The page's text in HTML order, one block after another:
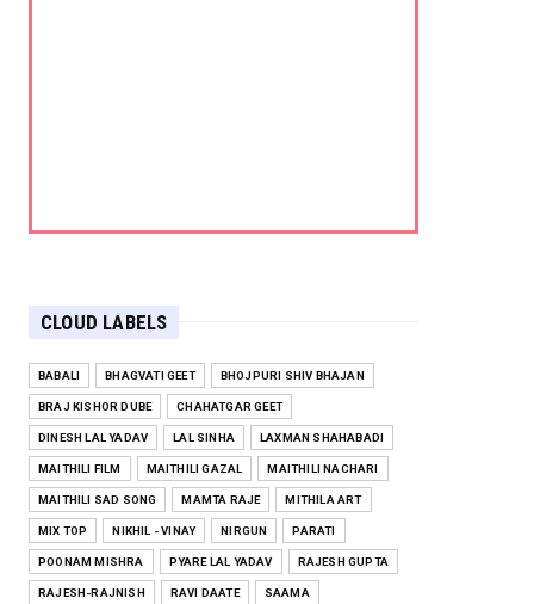
CLOUD LABELS
BABALI BHAGVATI GEET BHOJPURI SHIV BHAJAN
BRAJ KISHOR DUBE CHAHATGAR GEET
DINESH LAL YADAV LAL SINHA LAXMAN SHAHABADI
MAITHILI FILM MAITHILI GAZAL MAITHILI NACHARI
MAITHILI SAD SONG MAMTA RAJE MITHILA ART
MIX TOP NIKHIL - VINAY NIRGUN PARATI
POONAM MISHRA PYARE LAL YADAV RAJESH GUPTA
RAJESH-RAJNISH RAVI DAATE SAAMA